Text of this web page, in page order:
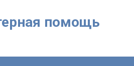
помощь